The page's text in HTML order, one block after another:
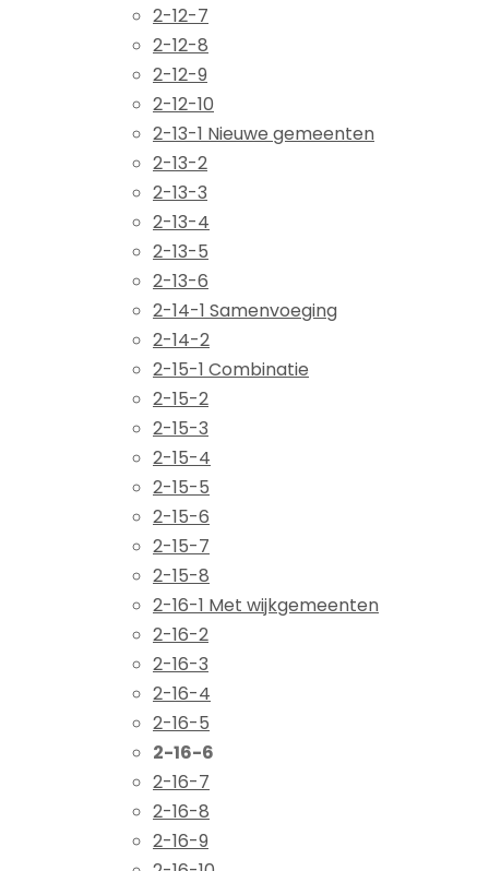
2-12-7
2-12-8
2-12-9
2-12-10
2-13-1 Nieuwe gemeenten
2-13-2
2-13-3
2-13-4
2-13-5
2-13-6
2-14-1 Samenvoeging
2-14-2
2-15-1 Combinatie
2-15-2
2-15-3
2-15-4
2-15-5
2-15-6
2-15-7
2-15-8
2-16-1 Met wijkgemeenten
2-16-2
2-16-3
2-16-4
2-16-5
2-16-6
2-16-7
2-16-8
2-16-9